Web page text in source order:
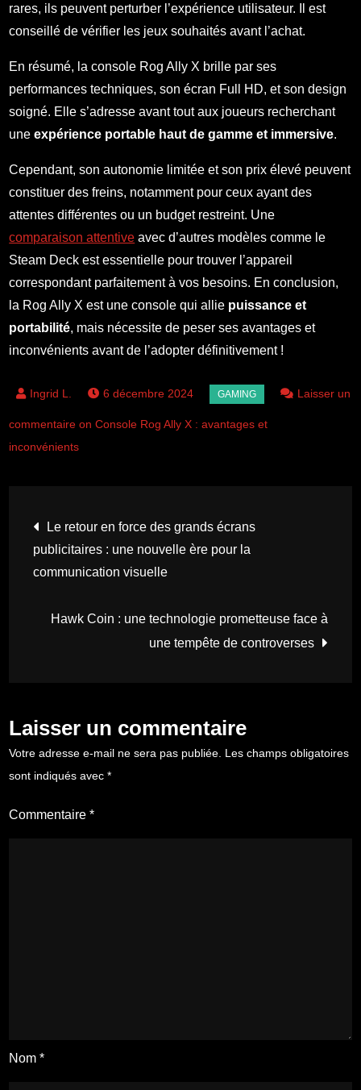
rares, ils peuvent perturber l’expérience utilisateur. Il est
conseillé de vérifier les jeux souhaités avant l’achat.
En résumé, la console Rog Ally X brille par ses
performances techniques, son écran Full HD, et son design
soigné. Elle s’adresse avant tout aux joueurs recherchant
uneexpérience portable haut de gamme et immersive.
Cependant, son autonomie limitée et son prix élevé peuvent
constituer des freins, notamment pour ceux ayant des
attentes différentes ou un budget restreint. Une
comparaison attentive avec d’autres modèles comme le
Steam Deck est essentielle pour trouver l’appareil
correspondant parfaitement à vos besoins. En conclusion,
la Rog Ally X est une console qui allie puissance et
portabilité, mais nécessite de peser ses avantages et
inconvénients avant de l’adopter définitivement !
6 décembre 2024 Laisser un
commentaire on Console Rog Ally X : avantages et
inconvénients
Navigation
de
l’article
Le retour en force des grands écrans
publicitaires : une nouvelle ère pour la
communication visuelle
Hawk Coin : une technologie prometteuse face à
une tempête de controverses
Laisser un commentaire
Votre adresse e-mail ne sera pas publiée. Les champs obligatoires
sont indiqués avec*
Commentaire*
Nom*